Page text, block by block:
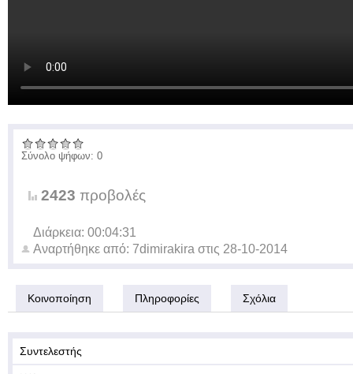
Σύνολο ψήφων: 0
2423 προβολές
Διάρκεια: 00:04:31
Αναρτήθηκε από: 7dimirakira στις 28-10-2014
Κοινοποίηση Πληροφορίες Σχόλια
Συντελεστής